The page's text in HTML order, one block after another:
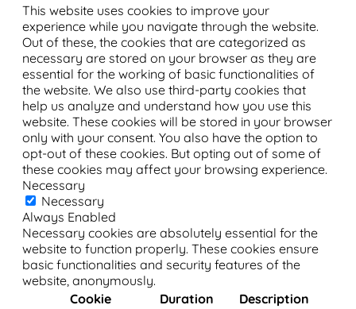
This website uses cookies to improve your
experience while you navigate through the website.
Out of these, the cookies that are categorized as
necessary are stored on your browser as they are
essential for the working of basic functionalities of
the website. We also use third-party cookies that
help us analyze and understand how you use this
website. These cookies will be stored in your browser
only with your consent. You also have the option to
opt-out of these cookies. But opting out of some of
these cookies may affect your browsing experience.
Necessary
Necessary
Always Enabled
Necessary cookies are absolutely essential for the
website to function properly. These cookies ensure
basic functionalities and security features of the
website, anonymously.
Cookie
Duration Description